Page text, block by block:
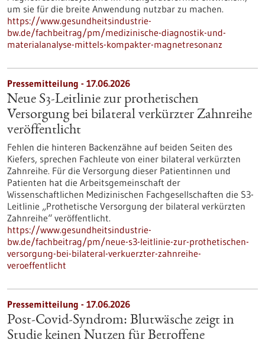
um sie für die breite Anwendung nutzbar zu machen.
https://www.gesundheitsindustrie-
bw.de/fachbeitrag/pm/medizinische-diagnostik-und-
materialanalyse-mittels-kompakter-magnetresonanz
Pressemitteilung - 17.06.2026
Neue S3-​Leitlinie zur prothetischen
Versorgung bei bilateral verkürzter Zahnreihe
veröffentlicht
Fehlen die hinteren Backenzähne auf beiden Seiten des
Kiefers, sprechen Fachleute von einer bilateral verkürzten
Zahnreihe. Für die Versorgung dieser Patientinnen und
Patienten hat die Arbeitsgemeinschaft der
Wissenschaftlichen Medizinischen Fachgesellschaften die S3-​
Leitlinie „Prothetische Versorgung der bilateral verkürzten
Zahnreihe“ veröffentlicht.
https://www.gesundheitsindustrie-
bw.de/fachbeitrag/pm/neue-s3-leitlinie-zur-prothetischen-
versorgung-bei-bilateral-verkuerzter-zahnreihe-
veroeffentlicht
Pressemitteilung - 17.06.2026
Post-Covid-Syndrom: Blutwäsche zeigt in
Studie keinen Nutzen für Betroffene